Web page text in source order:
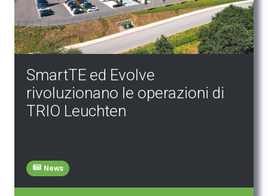
SmartTE ed Evolve
rivoluzionano le operazioni di
TRIO Leuchten
News